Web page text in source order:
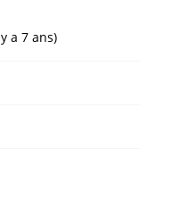
a 7 ans)